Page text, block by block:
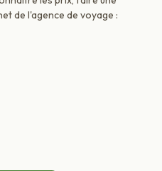
de l'agence de voyage :